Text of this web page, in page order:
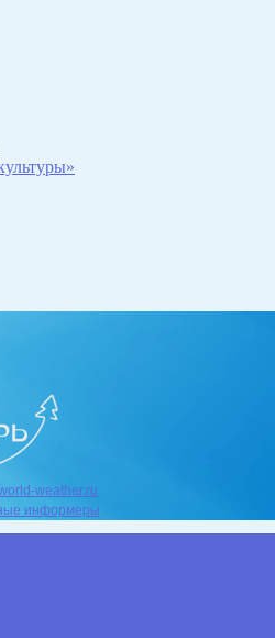
weather.ru
информеры